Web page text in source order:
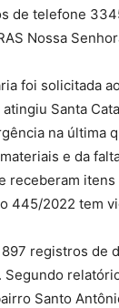
de telefone
Nossa
foi solicitada
Santa
na última
e da
receberam
445/2022 tem
registros de
Santo